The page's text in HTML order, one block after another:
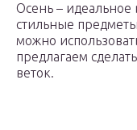
Осень – идеальное
стильные
можно
предлагаем
веток.